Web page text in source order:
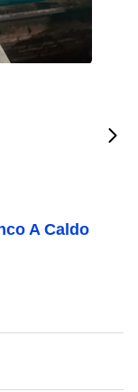
A Caldo